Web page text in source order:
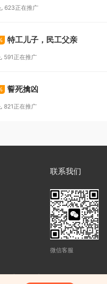
623正在推广
特工儿子，民工父亲
591正在推广
誓死擒凶
821正在推广
联系我们
微信客服